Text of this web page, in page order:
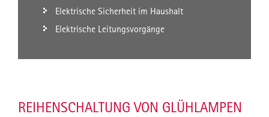
Elektrische Sicherheit im Haushalt
Elektrische Leitungsvorgänge
REIHENSCHALTUNG VON GLÜHLAMPEN